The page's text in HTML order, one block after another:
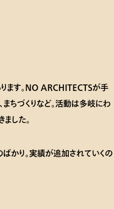
ます。NO ARCHITECTSが手
まちづくりなど。活動は多岐にわ
した。
かり。実績が追加されていくの